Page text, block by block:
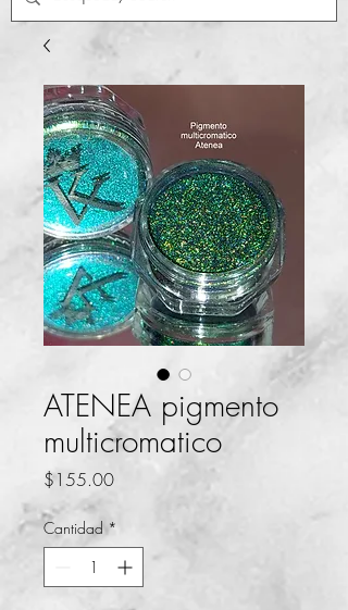
ATENEA pigmento
multicromatico
$155.00Precio
Cantidad *